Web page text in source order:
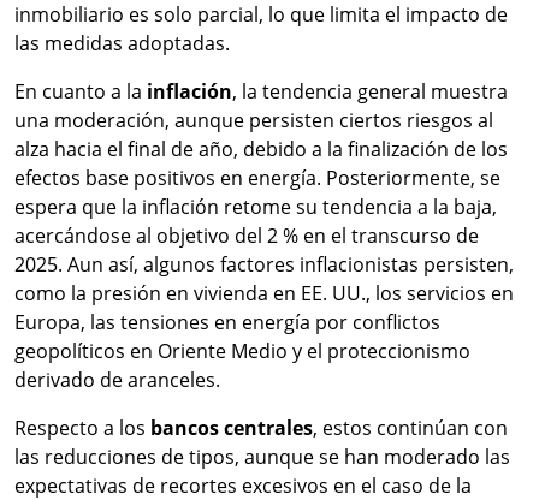
inmobiliario es solo parcial, lo que limita el impacto de
las medidas adoptadas.
En cuanto a la inflación, la tendencia general muestra
una moderación, aunque persisten ciertos riesgos al
alza hacia el final de año, debido a la finalización de los
efectos base positivos en energía. Posteriormente, se
espera que la inflación retome su tendencia a la baja,
acercándose al objetivo del 2 % en el transcurso de
2025. Aun así, algunos factores inflacionistas persisten,
como la presión en vivienda en EE. UU., los servicios en
Europa, las tensiones en energía por conflictos
geopolíticos en Oriente Medio y el proteccionismo
derivado de aranceles.
Respecto a los bancos centrales, estos continúan con
las reducciones de tipos, aunque se han moderado las
expectativas de recortes excesivos en el caso de la